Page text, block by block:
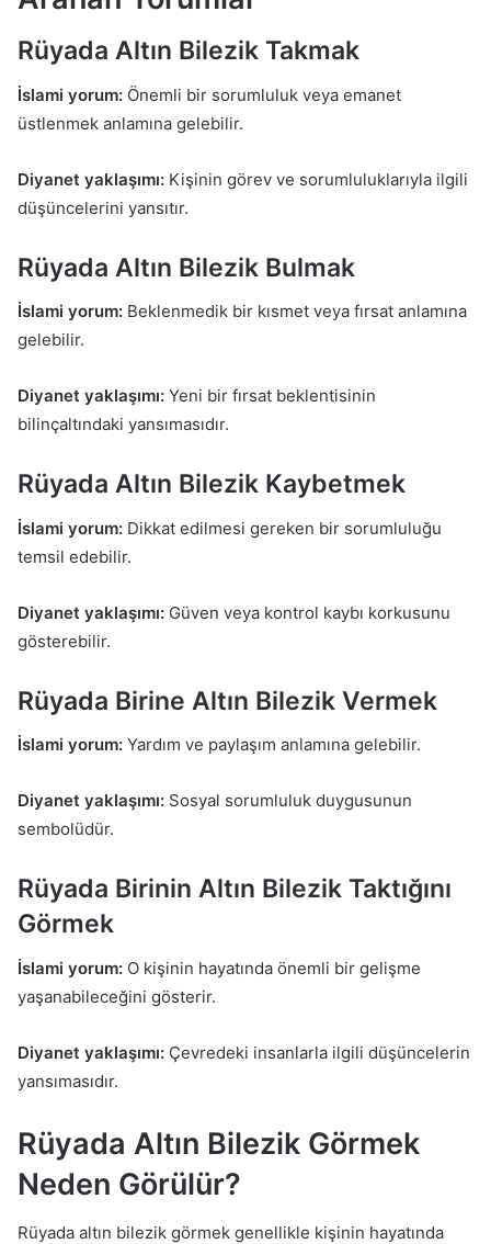
Rüyada Altın Bilezik Takmak
İslami yorum: Önemli bir sorumluluk veya emanet
üstlenmek anlamına gelebilir.
Diyanet yaklaşımı: Kişinin görev ve sorumluluklarıyla ilgili
düşüncelerini yansıtır.
Rüyada Altın Bilezik Bulmak
İslami yorum: Beklenmedik bir kısmet veya fırsat anlamına
gelebilir.
Diyanet yaklaşımı: Yeni bir fırsat beklentisinin
bilinçaltındaki yansımasıdır.
Rüyada Altın Bilezik Kaybetmek
İslami yorum: Dikkat edilmesi gereken bir sorumluluğu
temsil edebilir.
Diyanet yaklaşımı: Güven veya kontrol kaybı korkusunu
gösterebilir.
Rüyada Birine Altın Bilezik Vermek
İslami yorum: Yardım ve paylaşım anlamına gelebilir.
Diyanet yaklaşımı: Sosyal sorumluluk duygusunun
sembolüdür.
Rüyada Birinin Altın Bilezik Taktığını
Görmek
İslami yorum: O kişinin hayatında önemli bir gelişme
yaşanabileceğini gösterir.
Diyanet yaklaşımı: Çevredeki insanlarla ilgili düşüncelerin
yansımasıdır.
Rüyada Altın Bilezik Görmek
Neden Görülür?
Rüyada altın bilezik görmek genellikle kişinin hayatında